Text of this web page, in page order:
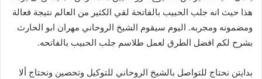
هذا حيث انه جلب الحبيب بالفاتحة لقي الكثير من العالم نتيجة فعالة
ومضمونه ومجربه. اليوم سيقوم الشيخ الروحاني مهران ابو الحارث
بشرح لكم افضل الطرق لعمل طلاسم جلب الحبيب بالفاتحه.
بدايتن نحتاج للتواصل بالشيخ الروحاني للتوكيل وتحصين ونحتاج ألا